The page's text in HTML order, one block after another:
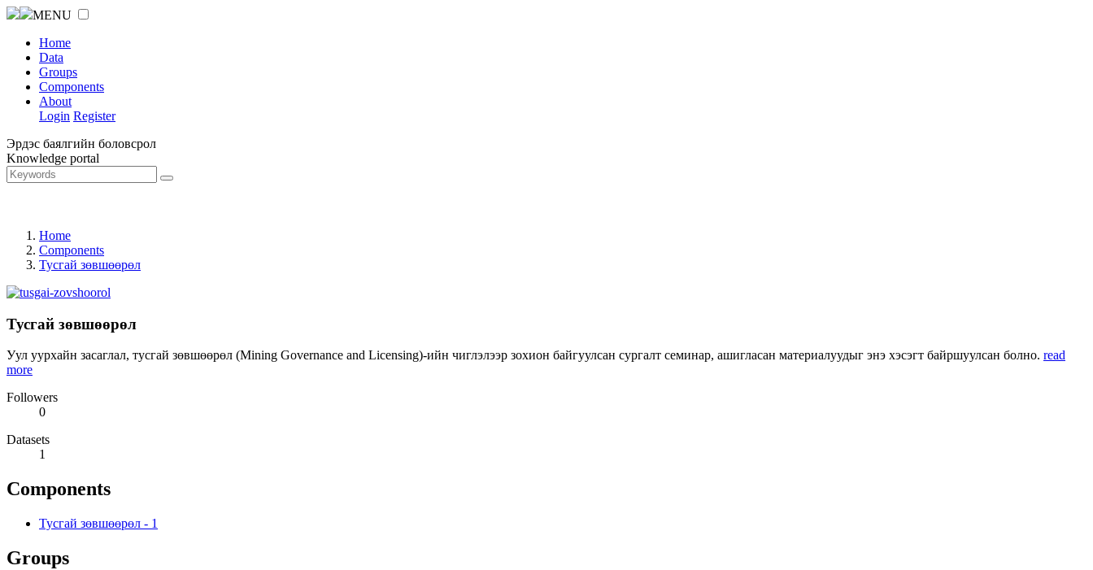
MENU
Home
Data
Groups
Components
About
Login Register
Эрдэс баялгийн боловсрол
Knowledge portal
Home
Components
Тусгай зөвшөөрөл
Тусгай зөвшөөрөл
Уул уурхайн засаглал, тусгай зөвшөөрөл (Mining Governance and Licensing)-ийн чиглэлээр зохион байгуулсан сургалт семинар, ашигласан материалуудыг энэ хэсэгт байршуулсан болно. read
more
Followers
0
Datasets
1
Components
Тусгай зөвшөөрөл - 1
Groups